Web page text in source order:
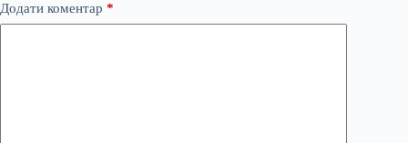
Додати коментар *